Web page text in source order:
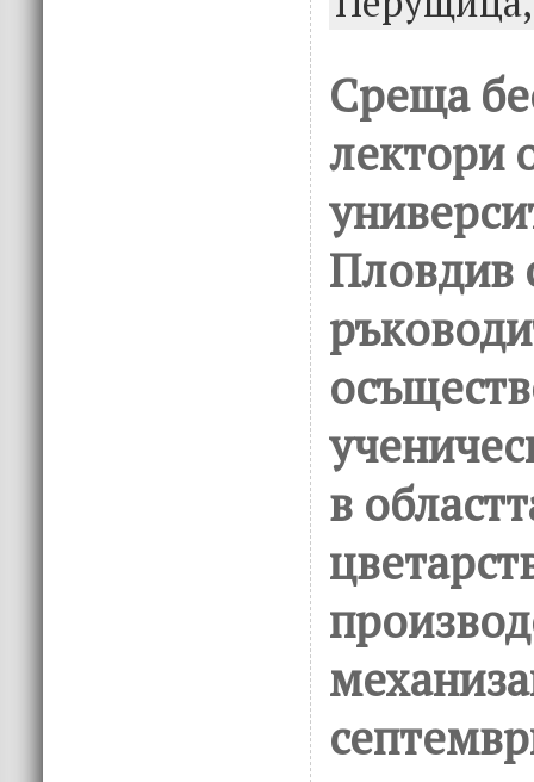
o n
Среща
лектори
Пловдив
в